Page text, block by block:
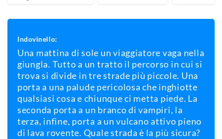
Indovinello:
Una mattina di sole un viaggiatore vaga nella
giungla. Tutto a un tratto il percorso in cui si
trova si divide in tre strade più piccole. Una
porta a una palude pericolosa che inghiotte
qualsiasi cosa e chiunque ci metta piede. La
seconda porta a un branco di vampiri, la
terza, infine, porta a un vulcano attivo pieno
di lava rovente. Quale strada è la più sicura?